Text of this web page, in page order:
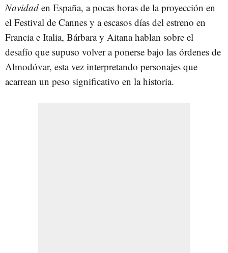
Navidad en España, a pocas horas de la proyección en
el Festival de Cannes y a escasos días del estreno en
Francia e Italia, Bárbara y Aitana hablan sobre el
desafío que supuso volver a ponerse bajo las órdenes de
Almodóvar, esta vez interpretando personajes que
acarrean un peso significativo en la historia.